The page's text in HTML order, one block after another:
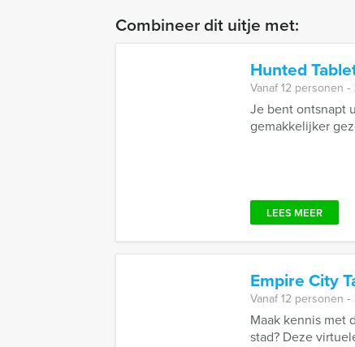
Combineer dit uitje met:
Hunted
Vanaf 12 personen
Je bent ontsnapt
gemakkelijker
LEES MEER
Empire City
Vanaf 12 personen
Maak kennis met
stad? Deze